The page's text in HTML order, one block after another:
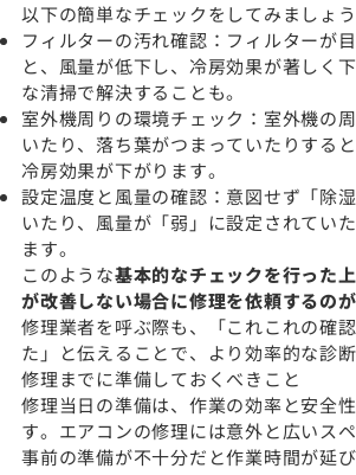
以下の簡単なチェックをしてみましょう
フィルターの汚れ確認：フィルターが
と、風量が低下し、冷房効果が著しく
な清掃で解決することも。
室外機周りの環境チェック：室外機の
いたり、落ち葉がつまっていたりする
冷房効果が下がります。
設定温度と風量の確認：意図せず「除
いたり、風量が「弱」に設定されてい
ます。
このような基本的なチェックを行った
が改善しない場合に修理を依頼するの
修理業者を呼ぶ際も、「これこれの確
た」と伝えることで、より効率的な診
修理までに準備しておくべきこと
修理当日の準備は、作業の効率と安全
す。エアコンの修理には意外と広いス
事前の準備が不十分だと作業時間が延